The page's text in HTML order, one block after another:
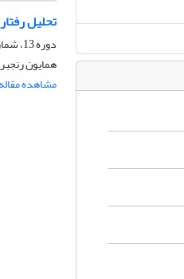
تحلیل
دوره 13، شماره 51، تابستان 1388، صفحه
همایون
مشاهده مقاله